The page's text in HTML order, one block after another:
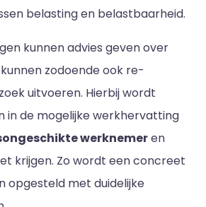
belasting en belastbaarheid.
kunnen advies geven over
zodoende ook re-
uitvoeren. Hierbij wordt
in de mogelijke werkhervatting
werknemeren
krijgen. Zo wordt een concreet
opgesteld met duidelijke